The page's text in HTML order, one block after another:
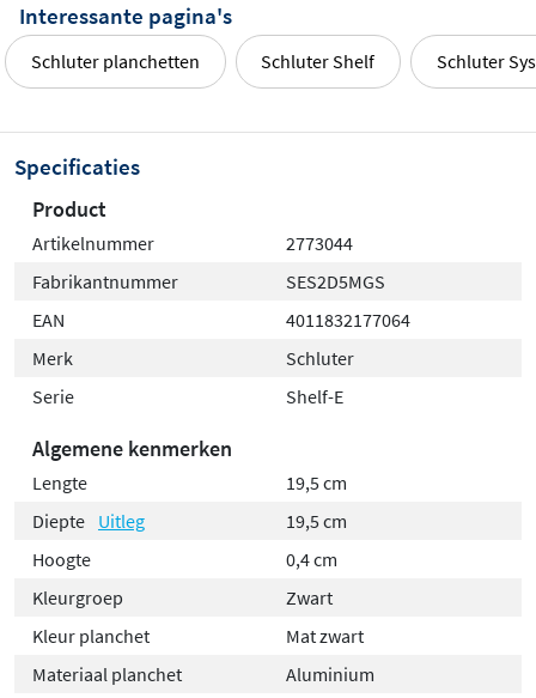
Interessante pagina's
Schluter planchetten Schluter Shelf Schluter
Specificaties
Product
Artikelnummer
2773044
Fabrikantnummer
SES2D5MGS
EAN
4011832177064
Merk
Schluter
Serie
Shelf-E
Algemene kenmerken
Lengte
19,5 cm
Diepte Uitleg
19,5 cm
Hoogte
0,4 cm
Kleurgroep
Zwart
Kleur planchet
Mat zwart
Materiaal planchet
Aluminium